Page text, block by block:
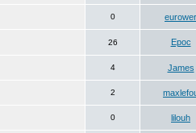
0 eurower
26 Epoc
4 James
2
0 lilouh